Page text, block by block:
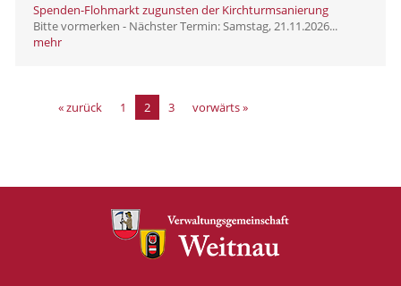
Spenden-Flohmarkt zugunsten der Kirchturmsanierung
Bitte vormerken - Nächster Termin: Samstag, 21.11.2026...
mehr
« zurück 1 2 3 vorwärts »